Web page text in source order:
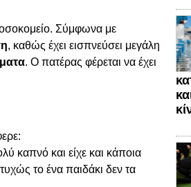
Σύμφωνα με
, καθώς έχει εισπνεύσει μεγάλη
. Ο πατέρας φέρεται να έχει
καπνό και είχε και κάποια
το ένα παιδάκι δεν τα